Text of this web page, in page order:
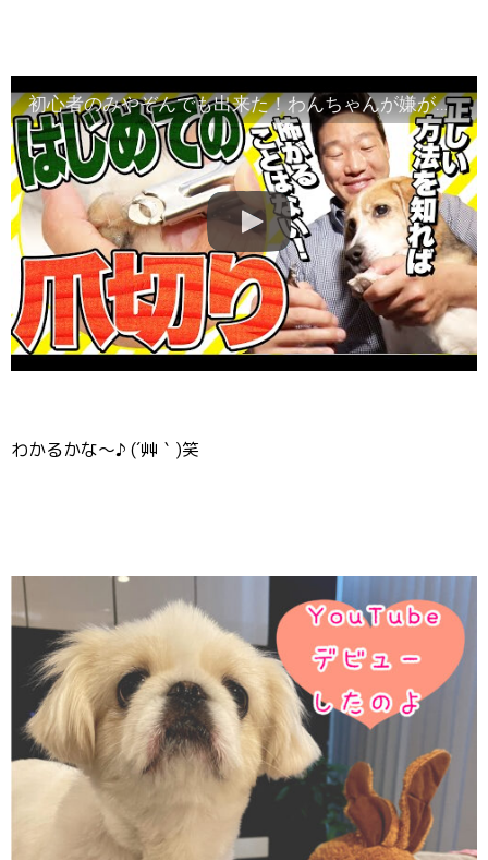
初心者のみやぞんでも出来た！わんちゃんが嫌がらない「犬の爪切り」のコツ、わかりやすく解説します！
わかるかな〜♪ (´艸｀)笑